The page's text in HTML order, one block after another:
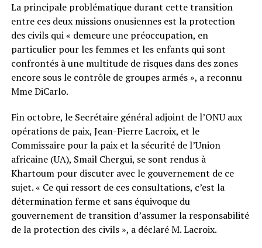
La principale problématique durant cette transition
entre ces deux missions onusiennes est la protection
des civils qui « demeure une préoccupation, en
particulier pour les femmes et les enfants qui sont
confrontés à une multitude de risques dans des zones
encore sous le contrôle de groupes armés », a reconnu
Mme DiCarlo.
Fin octobre, le Secrétaire général adjoint de l’ONU aux
opérations de paix, Jean-Pierre Lacroix, et le
Commissaire pour la paix et la sécurité de l’Union
africaine (UA), Smail Chergui, se sont rendus à
Khartoum pour discuter avec le gouvernement de ce
sujet. « Ce qui ressort de ces consultations, c’est la
détermination ferme et sans équivoque du
gouvernement de transition d’assumer la responsabilité
de la protection des civils », a déclaré M. Lacroix.